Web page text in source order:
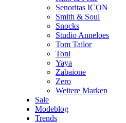
Senoritas ICON
Smith & Soul
Snocks
Studio Anneloes
Tom Tailor
Toni
Yaya
Zabaione
Zero
Weitere Marken
Sale
Modeblog
Trends